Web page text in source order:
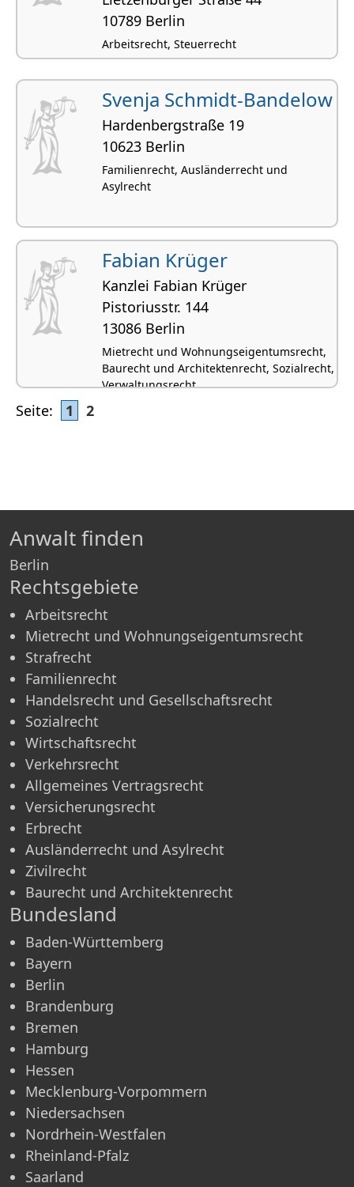
10789 Berlin
Arbeitsrecht, Steuerrecht
Svenja Schmidt-Bandelow
Hardenbergstraße 19
10623 Berlin
Familienrecht, Ausländerrecht und
Asylrecht
Fabian Krüger
Kanzlei Fabian Krüger
Pistoriusstr. 144
13086 Berlin
Mietrecht und Wohnungseigentumsrecht,
Baurecht und Architektenrecht, Sozialrecht,
Verwaltungsrecht
Seite: 1 2
Anwalt finden
Berlin
Rechtsgebiete
Arbeitsrecht
Mietrecht und Wohnungseigentumsrecht
Strafrecht
Familienrecht
Handelsrecht und Gesellschaftsrecht
Sozialrecht
Wirtschaftsrecht
Verkehrsrecht
Allgemeines Vertragsrecht
Versicherungsrecht
Erbrecht
Ausländerrecht und Asylrecht
Zivilrecht
Baurecht und Architektenrecht
Bundesland
Baden-Württemberg
Bayern
Berlin
Brandenburg
Bremen
Hamburg
Hessen
Mecklenburg-Vorpommern
Niedersachsen
Nordrhein-Westfalen
Rheinland-Pfalz
Saarland